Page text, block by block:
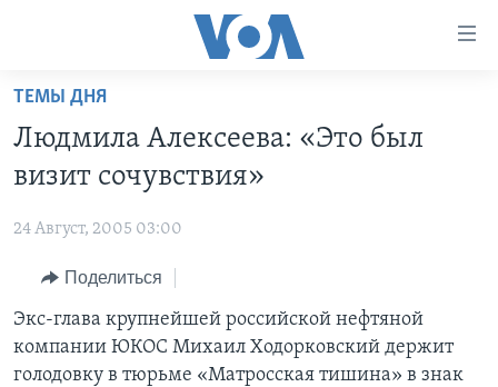
Перейти
основной
контент
навигации
Перейти
поиск
ПРОГРАММЫ
НОВОСТИ ЗА МИНУТУ
ИТОГИ
ПОЧЕМУ ЭТО ВАЖНО?
УЧИМ АНГЛИЙСКИЙ
НАША АМЕРИКАНСКАЯ ИСТОРИЯ
А КАК В АМЕРИКЕ?
ЭКСПЕРТИЗА
ИНТЕРВЬЮ
ФАКТЫ ПРОТИВ ФЕЙКОВ
ЗА СВОБОДУ ПРЕССЫ
ТЕМЫ ДНЯ
Людмила Алексеева: «Это был
визит сочувствия»
24 Август, 2005 03:00
Поделиться
Экс-глава крупнейшей российской нефтяной
компании ЮКОС Михаил Ходорковский держит
голодовку в тюрьме «Матросская тишина» в знак